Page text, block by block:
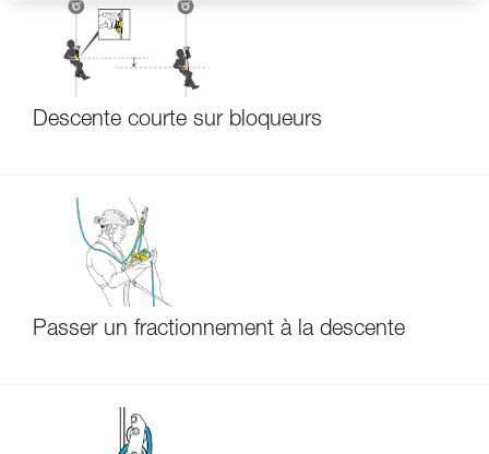
Descente courte sur bloqueurs
Passer un fractionnement à la descente